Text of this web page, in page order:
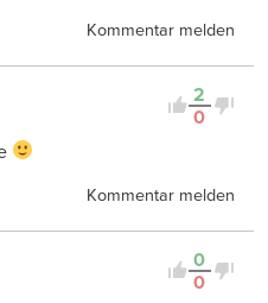
Kommentar melden
2
0
Kommentar melden
0
0